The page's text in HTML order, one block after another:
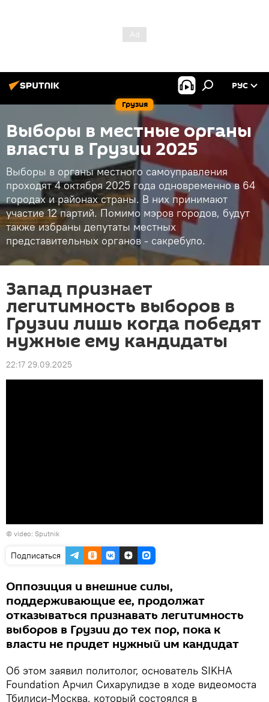
Грузия
РУС
Выборы в местные органы
власти в Грузии 2025
Выборы в органы местного самоуправления
проходят 4 октября 2025 года одновременно в 64
городах и районах страны. В них принимают
участие 12 партий. Помимо мэров городов, будут
также избраны депутаты местных
представительных органов - сакребуло.
Запад признает
легитимность выборов в
Грузии лишь когда победят
нужные ему кандидаты
22:17 29.09.2025
© video: Sputnik
Подписаться
Оппозиция и внешние силы,
поддерживающие ее, продолжат
отказываться признавать легитимность
выборов в Грузии до тех пор, пока к
власти не придет нужный им кандидат
Об этом заявил политолог, основатель SIKHA
Foundation Арчил Сихарулидзе в ходе видеомоста
Тбилиси-Москва, который состоялся в